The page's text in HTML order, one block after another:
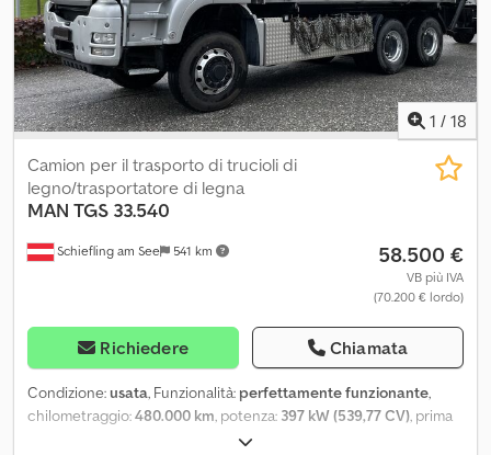
1 / 18
Schiefling am See 541 km
Camion per il trasporto di trucioli di
legno/trasportatore di legna
MAN TGS 33.540
58.500 €
VB più IVA
(70.200 € lordo)
Richiedere Chiamata
Condizione:usata, Funzionalità: perfettamente funzionante,
chilometraggio:480.000 km, potenza: 397 kW (539,77 CV), prima
, tipo di carburante: